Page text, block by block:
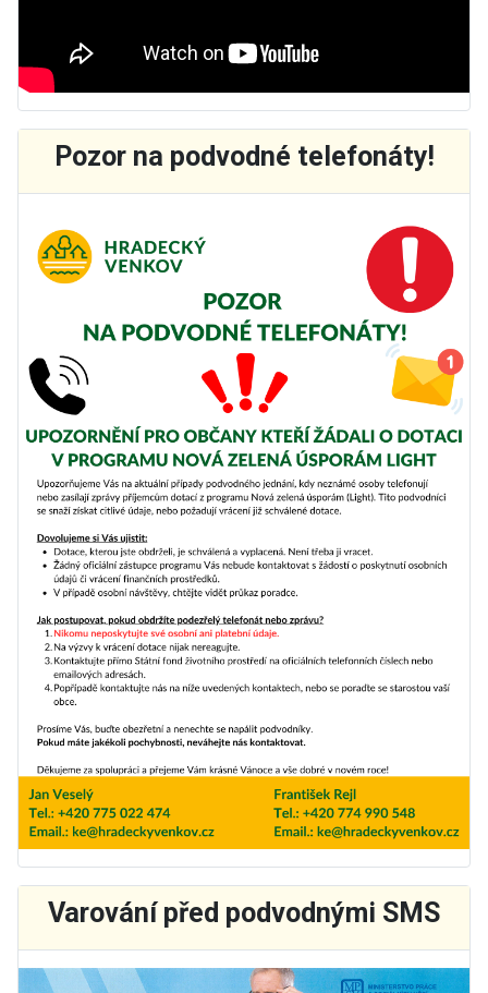
Pozor na podvodné telefonáty!
Varování před podvodnými SMS
Základní údaje